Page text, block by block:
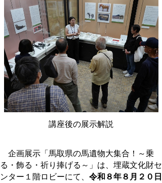
講座後の展示解説
企画展示「馬取県の馬遺物大集合！～乗
る・飾る・祈り捧げる～」は、埋蔵文化財セ
ンター１階ロビーにて、 令和８年８月２０日